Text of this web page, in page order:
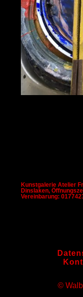
Kunstgalerie Atelier
Dinslaken,
Vereinbarung:
©